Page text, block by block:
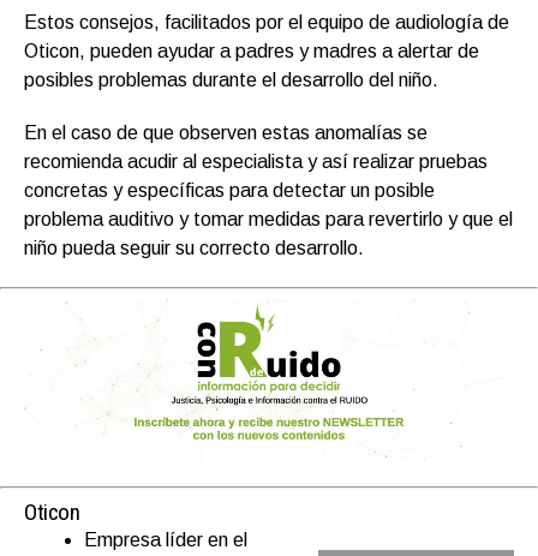
Estos consejos, facilitados por el equipo de audiología de
Oticon, pueden ayudar a padres y madres a alertar de
posibles problemas durante el desarrollo del niño.
En el caso de que observen estas anomalías se
recomienda acudir al especialista y así realizar pruebas
concretas y específicas para detectar un posible
problema auditivo y tomar medidas para revertirlo y que el
niño pueda seguir su correcto desarrollo.
Oticon
Empresa líder en el